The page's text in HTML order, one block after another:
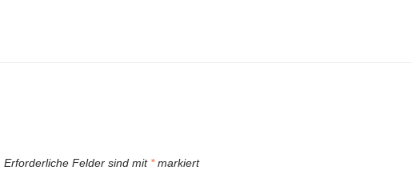
Erforderliche Felder sind mit *markiert